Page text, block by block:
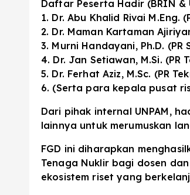
Daftar Peserta Hadir (BRIN &
1. Dr. Abu Khalid Rivai M.Eng.
2. Dr. Maman Kartaman
3. Murni Handayani, Ph.D.
4. Dr. Jan Setiawan, M.Si. (PR
5. Dr. Ferhat Aziz, M.Sc. (PR
6. (Serta para kepala pusat
Dari pihak internal UNPAM,
lainnya untuk merumuskan
FGD ini diharapkan
Tenaga Nuklir bagi dosen
ekosistem riset yang